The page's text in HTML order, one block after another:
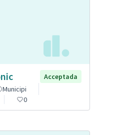
Acceptada
Municipi
0